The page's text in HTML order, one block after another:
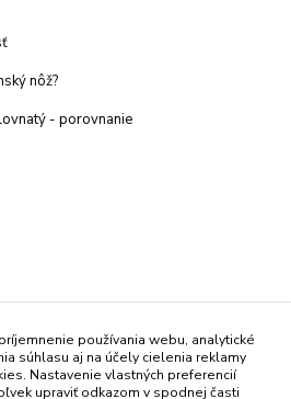
nôž?
- porovnanie
051 používania webu, analytické
súhlasu aj na účely cielenia reklamy
Nastavenie vlastných preferencií
upraviť odkazom v spodnej časti